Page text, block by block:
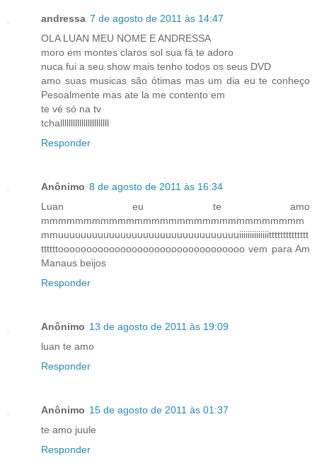
andressa 7 de agosto de 2011 às 14:47
OLA LUAN MEU NOME E ANDRESSA
moro em montes claros sol sua fá te adoro
nuca fui a seu show mais tenho todos os seus DVD
amo suas musicas são ótimas mas um dia eu te conheço
Pesoalmente mas ate la me contento em
te vé só na tv
tchalllllllllllllllllllllll
Responder
Anônimo 8 de agosto de 2011 às 16:34
Luan eu te amo
mmmmmmmmmmmmmmmmmmmmmmmmmmmmmmm
mmuuuuuuuuuuuuuuuuuuuuuuuuuuuuuuuuiiiiiiiiiiiiiitttttttttttttt
ttttttooooooooooooooooooooooooooooooooo vem para Am
Manaus beijos
Responder
Anônimo 13 de agosto de 2011 às 19:09
luan te amo
Responder
Anônimo 15 de agosto de 2011 às 01:37
te amo juule
Responder